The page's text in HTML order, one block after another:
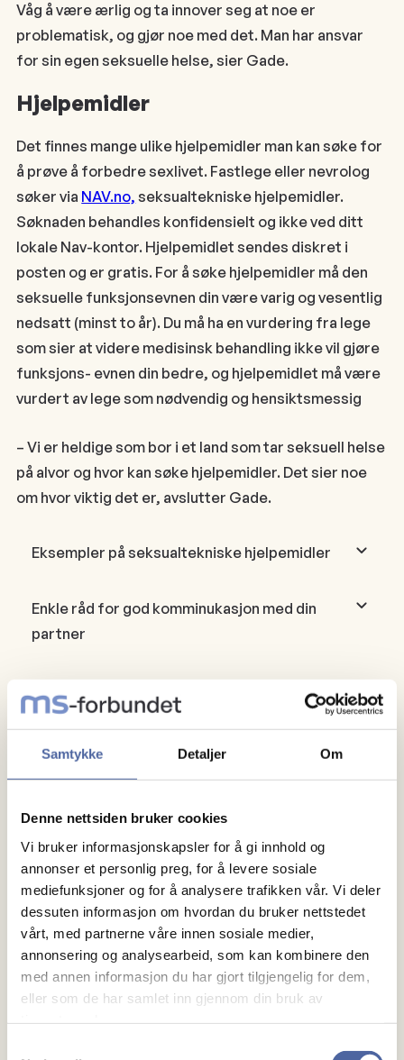
Samtykke Detaljer Om
Denne nettsiden bruker cookies
Vi bruker informasjonskapsler for å gi innhold og
annonser et personlig preg, for å levere sosiale
mediefunksjoner og for å analysere trafikken vår. Vi deler
dessuten informasjon om hvordan du bruker nettstedet
vårt, med partnerne våre innen sosiale medier,
annonsering og analysearbeid, som kan kombinere den
med annen informasjon du har gjort tilgjengelig for dem,
eller som de har samlet inn gjennom din bruk av
Våg å være ærlig og ta innover seg at noe er
problematisk, og gjør noe med det. Man har ansvar
for sin egen seksuelle helse, sier Gade.
Hjelpemidler
Det finnes mange ulike hjelpemidler man kan søke for
å prøve å forbedre sexlivet. Fastlege eller nevrolog
søker via NAV.no, seksualtekniske hjelpemidler.
Søknaden behandles konfidensielt og ikke ved ditt
lokale Nav-kontor. Hjelpemidlet sendes diskret i
posten og er gratis. For å søke hjelpemidler må den
seksuelle funksjonsevnen din være varig og vesentlig
nedsatt (minst to år). Du må ha en vurdering fra lege
som sier at videre medisinsk behandling ikke vil gjøre
funksjons- evnen din bedre, og hjelpemidlet må være
vurdert av lege som nødvendig og hensiktsmessig
– Vi er heldige som bor i et land som tar seksuell helse
på alvor og hvor kan søke hjelpemidler. Det sier noe
om hvor viktig det er, avslutter Gade.
Eksempler på seksualtekniske hjelpemidler
Enkle råd for god komminukasjon med din
partner
Om artikkelen
Denne artikkelen har stått på trykk i MS-bladet
2/2022.
Kilder:
Kronisk kjærlighet – å leve med MS. Brosjyre
utgitt av MS-forbundet, forfattet av Sylvi
Dybvik og Kristin Evjen Veileder – eldre og
seksuell helse utgitt av Likestillingssenteret
Artikkel i MS-bladet 02/2018 «Seksualitet – et
tabubelagt tema» av Agnete S. Gade
Aktuelt